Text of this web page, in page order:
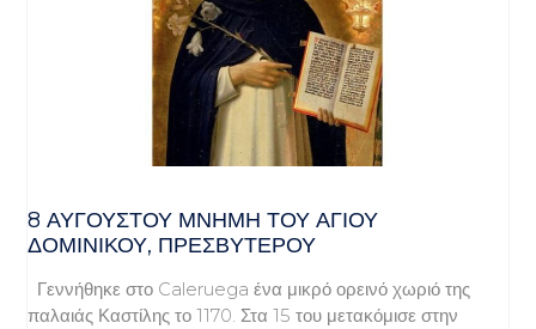
8 ΑΥΓΟΥΣΤΟΥ ΜΝΗΜΗ ΤΟΥ ΑΓΙΟΥ
ΔΟΜΙΝΙΚΟΥ, ΠΡΕΣΒΥΤΕΡΟΥ
Γεννήθηκε στο Caleruega ένα μικρό ορεινό χωριό της
παλαιάς Καστίλης το 1170. Στα 15 του μετακόμισε στην